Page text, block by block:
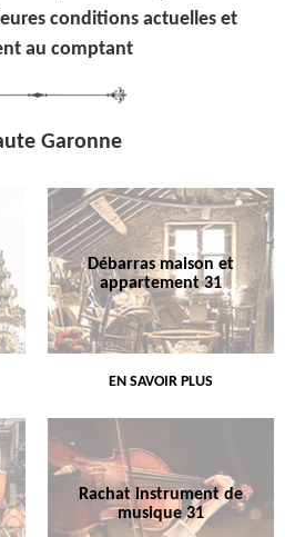
conditions actuelles et
au comptant
Garonne
Débarras maison et
appartement 31
EN SAVOIR PLUS
Rachat instrument de
musique 31